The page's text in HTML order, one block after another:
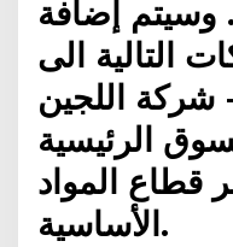
2020م. وسيتم إضافة
التالية الى
السوق: 1- شركة اللجين
الرئيسية
المواد
الأساسية.